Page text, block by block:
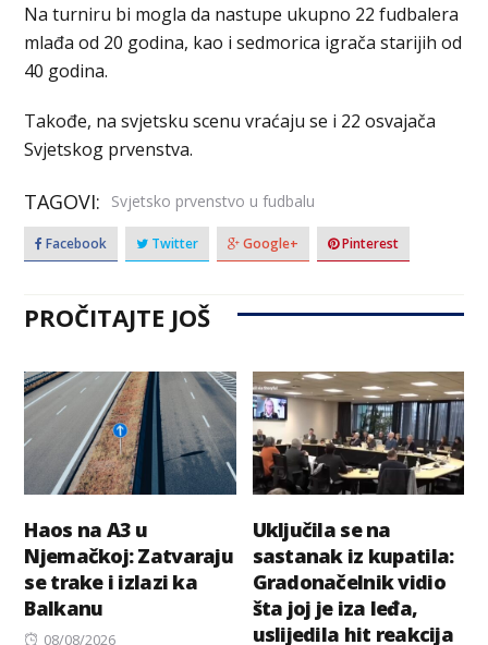
Na turniru bi mogla da nastupe ukupno 22 fudbalera
mlađa od 20 godina, kao i sedmorica igrača starijih od
40 godina.
Takođe, na svjetsku scenu vraćaju se i 22 osvajača
Svjetskog prvenstva.
TAGOVI: Svjetsko prvenstvo u fudbalu
Facebook Twitter Google+ Pinterest
PROČITAJTE JOŠ
Haos na A3 u
Njemačkoj: Zatvaraju
se trake i izlazi ka
Balkanu
Posted
08/08/2026
Uključila se na
sastanak iz kupatila:
Gradonačelnik vidio
šta joj je iza leđa,
uslijedila hit reakcija